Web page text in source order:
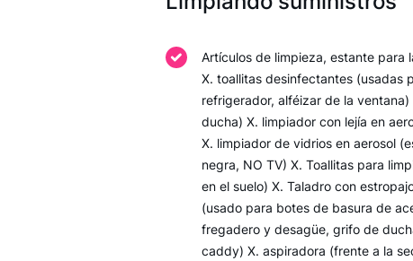
Artículos de limpieza, estante para
X. toallitas desinfectantes (usadas
refrigerador, alféizar de la
ducha) X. limpiador con lejía en
X. limpiador de vidrios en aerosol
negra, NO TV) X. Toallitas para
en el suelo) X. Taladro con
(usado para botes de basura de
fregadero y desagüe, grifo de
caddy) X. aspiradora (frente a la